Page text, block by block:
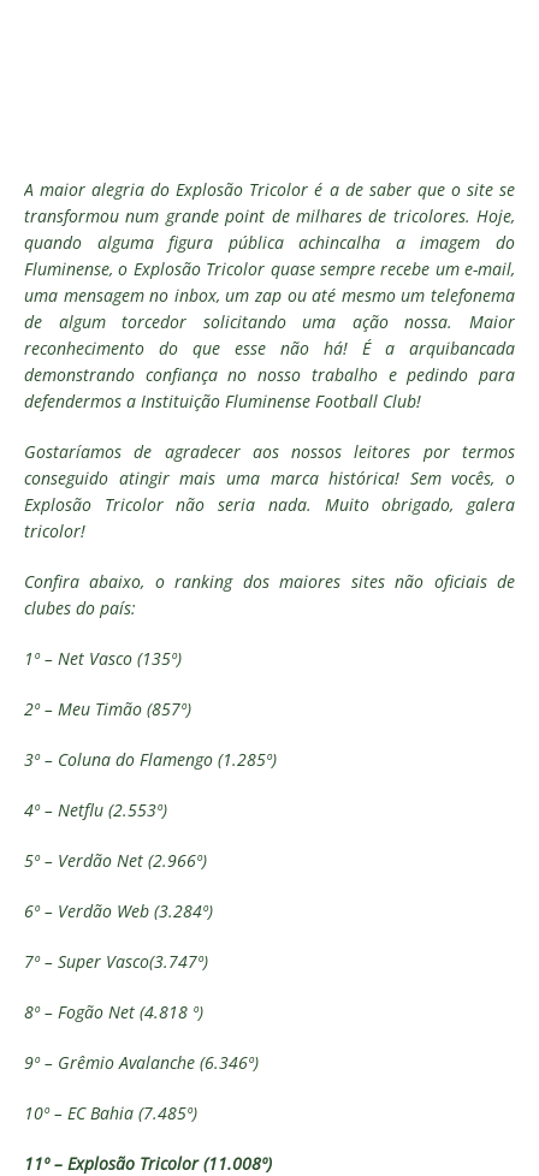
A maior alegria do Explosão Tricolor é a de saber que o site se
transformou num grande point de milhares de tricolores. Hoje,
quando alguma figura pública achincalha a imagem do
Fluminense, o Explosão Tricolor quase sempre recebe um e-mail,
uma mensagem no inbox, um zap ou até mesmo um telefonema
de algum torcedor solicitando uma ação nossa. Maior
reconhecimento do que esse não há! É a arquibancada
demonstrando confiança no nosso trabalho e pedindo para
defendermos a Instituição Fluminense Football Club!
Gostaríamos de agradecer aos nossos leitores por termos
conseguido atingir mais uma marca histórica! Sem vocês, o
Explosão Tricolor não seria nada. Muito obrigado, galera
tricolor!
Confira abaixo, o ranking dos maiores sites não oficiais de
clubes do país:
1º – Net Vasco (135º)
2º – Meu Timão (857º)
3º – Coluna do Flamengo (1.285º)
4º – Netflu (2.553º)
5º – Verdão Net (2.966º)
6º – Verdão Web (3.284º)
7º – Super Vasco(3.747º)
8º – Fogão Net (4.818 º)
9º – Grêmio Avalanche (6.346º)
10º – EC Bahia (7.485º)
11º – Explosão Tricolor (11.008º)